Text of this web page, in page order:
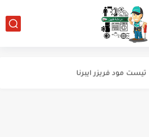
اختبار غساله الاطباق موديل DEN 48520 GB
تيست مود فريزر ايبرنا